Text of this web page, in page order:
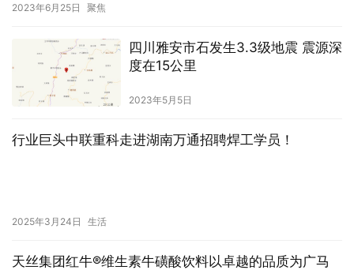
2023年6月25日 聚焦
四川雅安市石发生3.3级地震 震源深
度在15公里
2023年5月5日
行业巨头中联重科走进湖南万通招聘焊工学员！
2025年3月24日 生活
天丝集团红牛®维生素牛磺酸饮料以卓越的品质为广马